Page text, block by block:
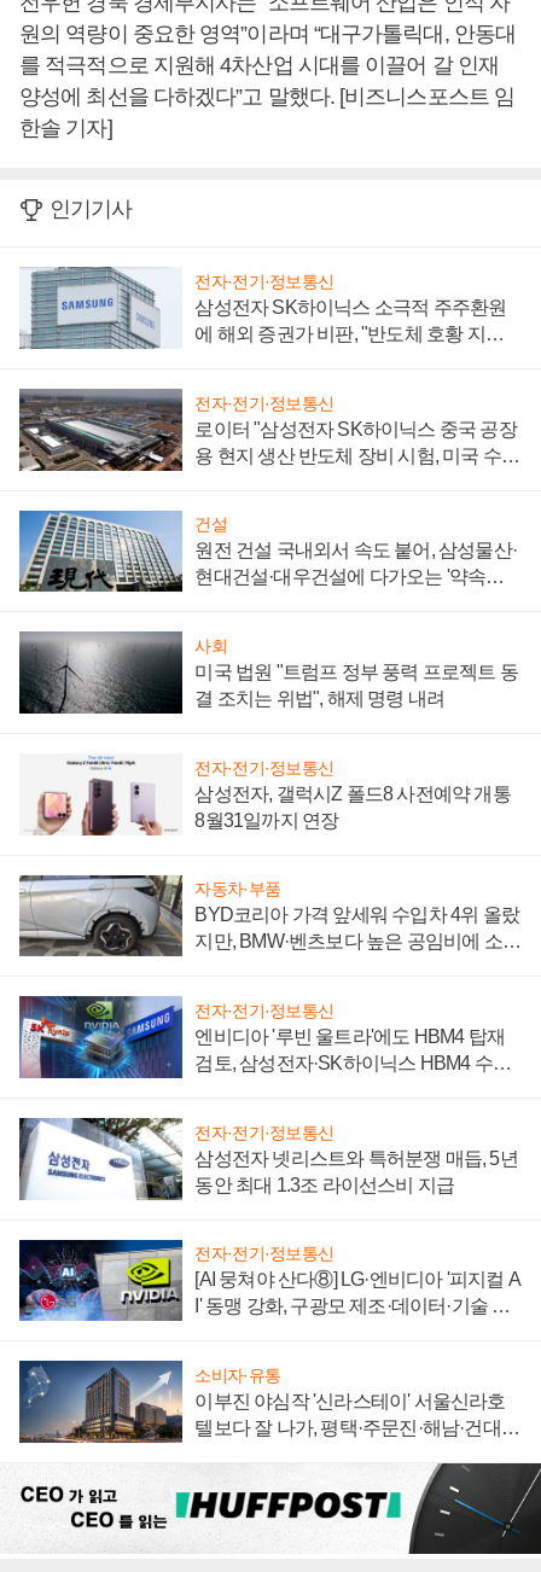
원의 역량이 중요한 영역”이라며 “대구가톨릭대, 안동대
를 적극적으로 지원해 4차산업 시대를 이끌어 갈 인재
양성에 최선을 다하겠다”고 말했다. [비즈니스포스트 임
한솔 기자]
인기기사
전자·전기·정보통신
삼성전자 SK하이닉스 소극적 주주환원
에 해외 증권가 비판, "반도체 호황 지속
전자·전기·정보통신
로이터 "삼성전자 SK하이닉스 중국 공장
용 현지 생산 반도체 장비 시험, 미국 수출
건설
원전 건설 국내외서 속도 붙어, 삼성물산·
현대건설·대우건설에 다가오는 '약속의
사회
미국 법원 "트럼프 정부 풍력 프로젝트 동
결 조치는 위법", 해제 명령 내려
전자·전기·정보통신
삼성전자, 갤럭시Z 폴드8 사전예약 개통
8월31일까지 연장
자동차·부품
BYD코리아 가격 앞세워 수입차 4위 올랐
지만, BMW·벤츠보다 높은 공임비에 소비
전자·전기·정보통신
엔비디아 '루빈 울트라'에도 HBM4 탑재
검토, 삼성전자·SK하이닉스 HBM4 수율
전자·전기·정보통신
삼성전자 넷리스트와 특허분쟁 매듭, 5년
동안 최대 1.3조 라이선스비 지급
전자·전기·정보통신
[AI 뭉쳐야 산다⑧] LG·엔비디아 '피지컬 A
I' 동맹 강화, 구광모 제조·데이터·기술 결
소비자·유통
이부진 야심작 '신라스테이' 서울신라호
텔보다 잘 나가, 평택·주문진·해남·건대로